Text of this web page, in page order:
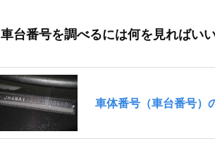
車台番号を調べるには何を見ればい